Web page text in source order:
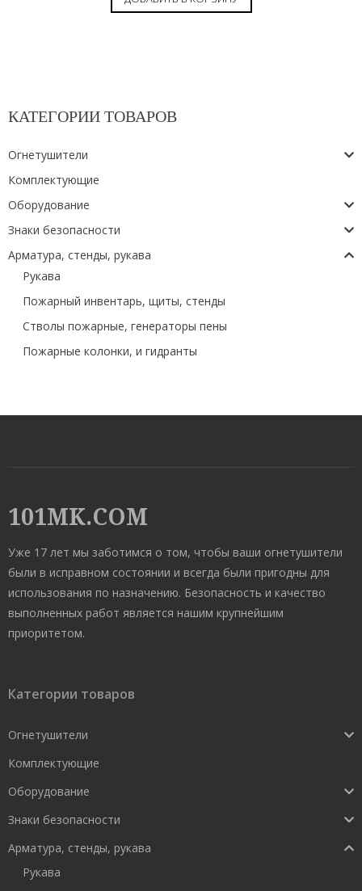
КАТЕГОРИИ ТОВАРОВ
Огнетушители
Комплектующие
Оборудование
Знаки безопасности
Арматура, стенды, рукава
Рукава
Пожарный инвентарь, щиты, стенды
Стволы пожарные, генераторы пены
Пожарные колонки, и гидранты
101MK.COM
Уже 17 лет мы заботимся о том, чтобы ваши огнетушители
были в исправном состоянии и всегда были пригодны для
использования по назначению. Безопасность и качество
выполненных работ является нашим крупнейшим
приоритетом.
Категории товаров
Огнетушители
Комплектующие
Оборудование
Знаки безопасности
Арматура, стенды, рукава
Рукава